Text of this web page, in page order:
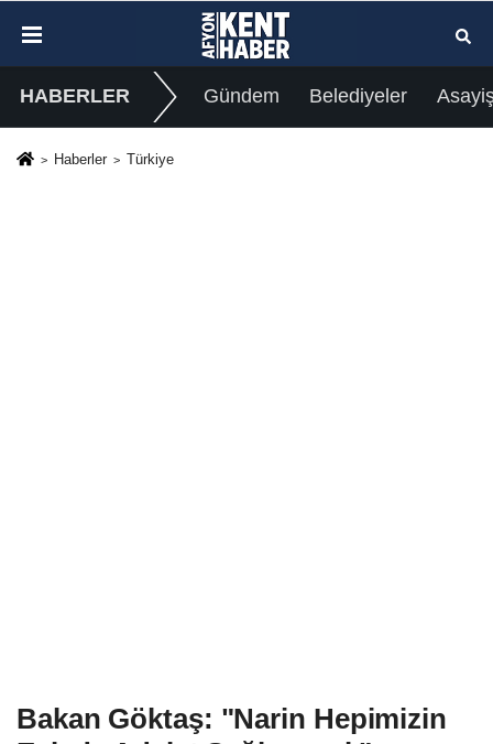
HABERLER Gündem Belediyeler
Haberler Türkiye
Bakan Göktaş: "Narin Hepimizin